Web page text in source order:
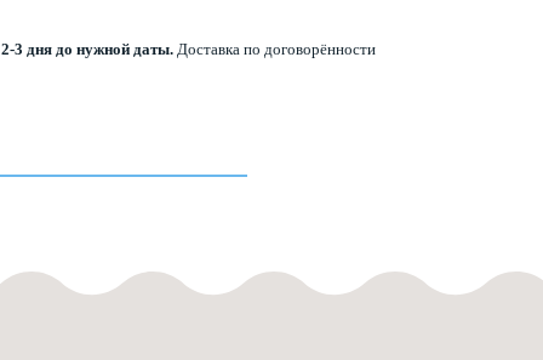
2-3 дня до нужной даты. Доставка по договорённости